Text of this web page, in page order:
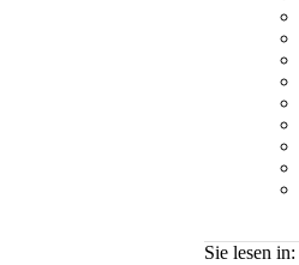
Sie lesen in: